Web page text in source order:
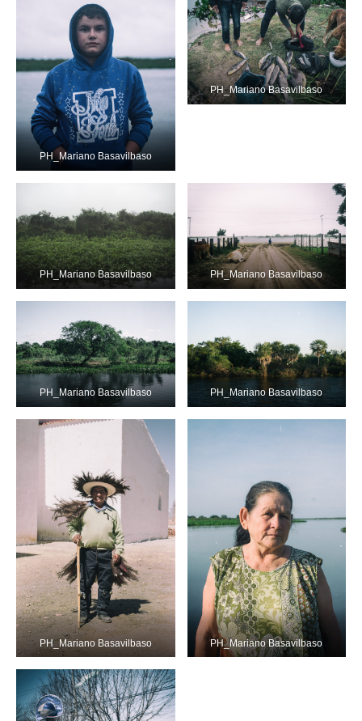
PH_Mariano Basavilbaso
PH_Mariano Basavilbaso
PH_Mariano Basavilbaso PH_Mariano Basavilbaso
PH_Mariano Basavilbaso PH_Mariano Basavilbaso
PH_Mariano Basavilbaso PH_Mariano Basavilbaso